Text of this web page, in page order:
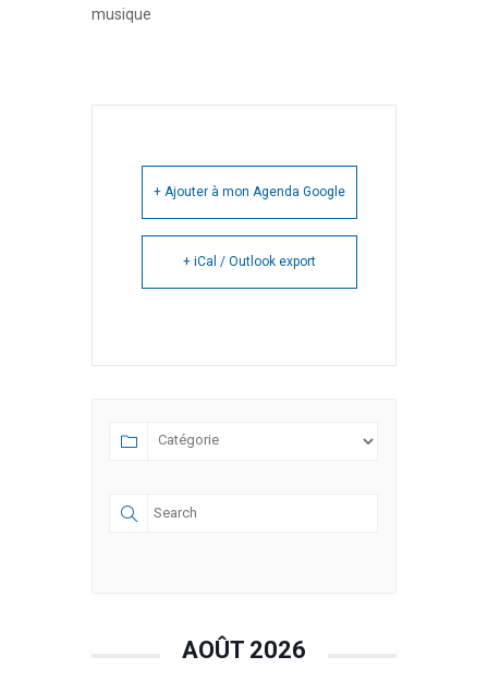
musique
+ Ajouter à mon Agenda Google
+ iCal / Outlook export
AOÛT 2026